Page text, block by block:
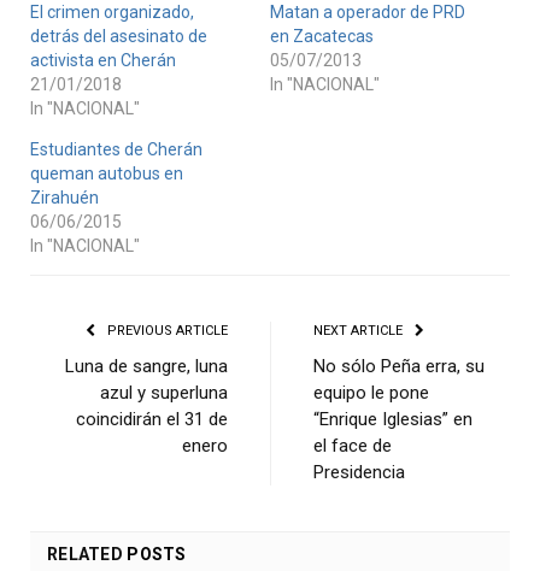
El crimen organizado,
detrás del asesinato de
activista en Cherán
21/01/2018
In "NACIONAL"
Matan a operador de PRD
en Zacatecas
05/07/2013
In "NACIONAL"
Estudiantes de Cherán
queman autobus en
Zirahuén
06/06/2015
In "NACIONAL"
PREVIOUS ARTICLE
Luna de sangre, luna
azul y superluna
coincidirán el 31 de
enero
NEXT ARTICLE
No sólo Peña erra, su
equipo le pone
“Enrique Iglesias” en
el face de
Presidencia
RELATED POSTS